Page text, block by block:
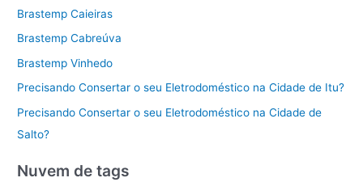
Brastemp Caieiras
Brastemp Cabreúva
Brastemp Vinhedo
Precisando Consertar o seu Eletrodoméstico na Cidade de Itu?
Precisando Consertar o seu Eletrodoméstico na Cidade de
Salto?
Nuvem de tags